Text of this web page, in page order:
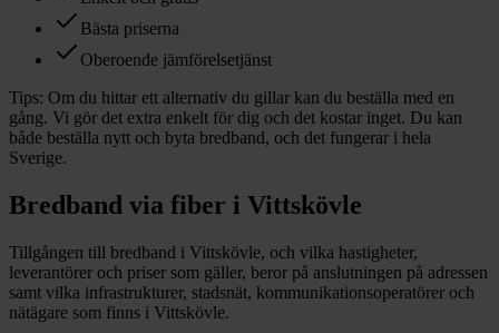
Bästa priserna
Oberoende jämförelsetjänst
Tips: Om du hittar ett alternativ du gillar kan du beställa med en
gång. Vi gör det extra enkelt för dig och det kostar inget. Du kan
både beställa nytt och byta bredband, och det fungerar i hela
Sverige.
Bredband via fiber i Vittskövle
Tillgången till bredband i Vittskövle, och vilka hastigheter,
leverantörer och priser som gäller, beror på anslutningen på adressen
samt vilka infrastrukturer, stadsnät, kommunikationsoperatörer och
nätägare som finns i Vittskövle.